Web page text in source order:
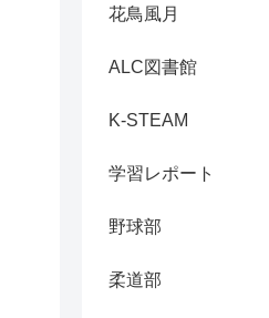
花鳥風月
ALC図書館
K-STEAM
学習レポート
野球部
柔道部